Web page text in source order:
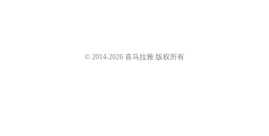
© 2014-2026 喜马拉雅 版权所有